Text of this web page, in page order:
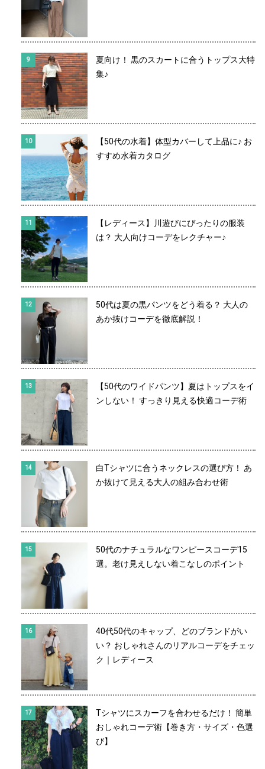
夏向け！ 黒のスカートに合うトップス大特
集♪
【50代の水着】体型カバーして上品に♪ お
すすめ水着カタログ
【レディース】川遊びにぴったりの服装
は？ 大人向けコーデをレクチャー♪
50代は夏の黒パンツをどう着る？ 大人の
あか抜けコーデを徹底解説！
【50代のワイドパンツ】夏はトップスをイ
ンしない！ すっきり見える快適コーデ術
白Tシャツに合うネックレスの選び方！ あ
か抜けて見える大人の組み合わせ術
50代のナチュラルなワンピースコーデ15
選。老け見えしない着こなしのポイント
40代50代のキャップ、どのブランドがい
い？ おしゃれさんのリアルコーデをチェッ
ク｜レディース
Tシャツにスカーフを合わせるだけ！ 簡単
おしゃれコーデ術【巻き方・サイズ・色選
び】